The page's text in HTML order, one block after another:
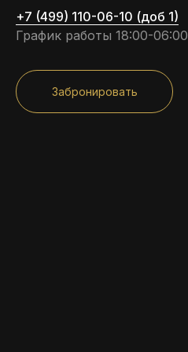
+7 (499) 110-06-10 (доб 1)
График работы 18:00-06:00
Забронировать